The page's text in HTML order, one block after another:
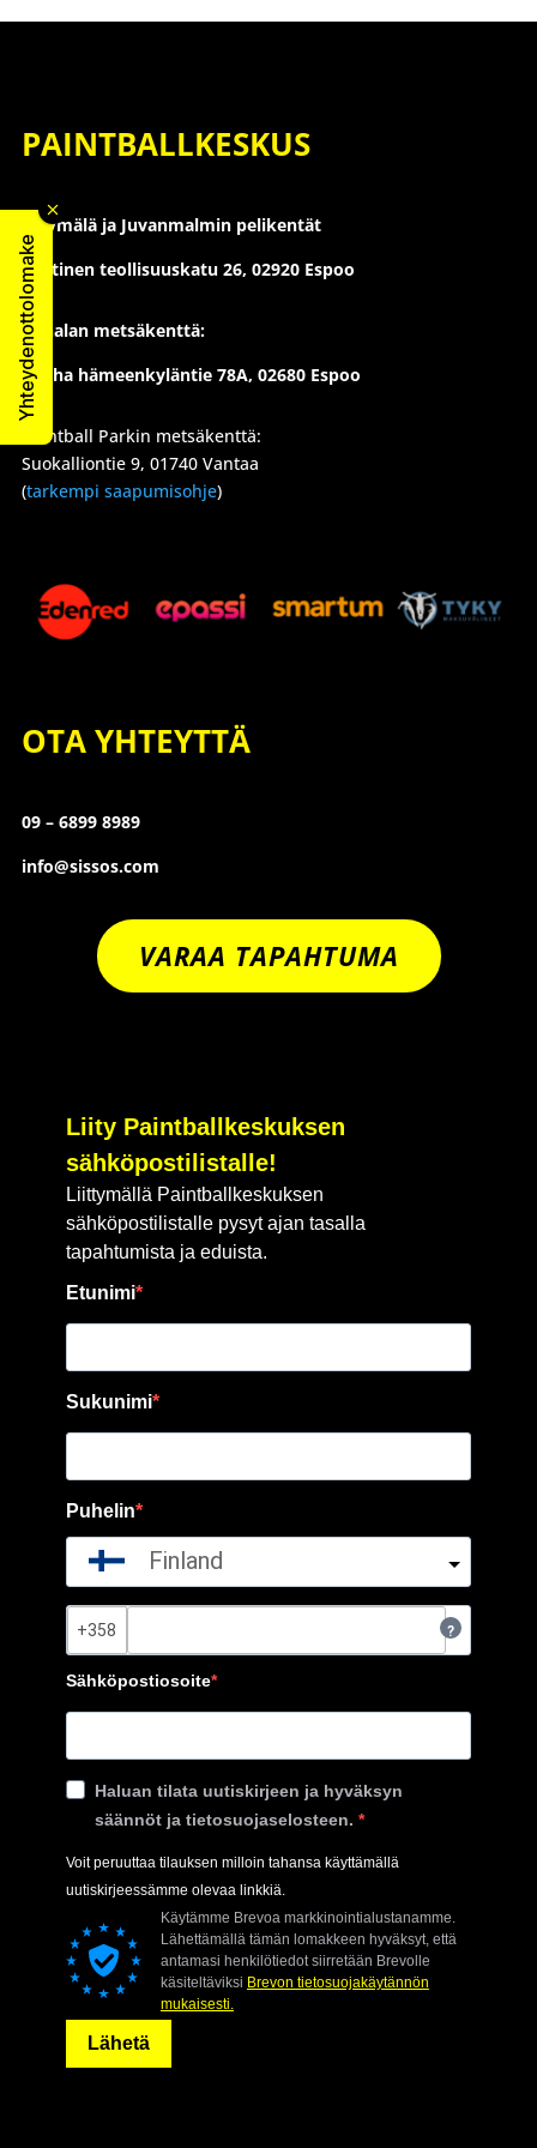
Yhteydenottolomake
PAINTBALLKESKUS
Myymälä ja Juvanmalmin pelikentät
Läntinen teollisuuskatu 26, 02920 Espoo
Konalan metsäkenttä:
Vanha hämeenkyläntie 78A, 02680 Espoo
Paintball Parkin metsäkenttä:
Suokalliontie 9, 01740 Vantaa
(tarkempi saapumisohje)
OTA YHTEYTTÄ
09 – 6899 8989
info@sissos.com
VARAA TAPAHTUMA
Liity Paintballkeskuksen
sähköpostilistalle!
Liittymällä Paintballkeskuksen
sähköpostilistalle pysyt ajan tasalla
tapahtumista ja eduista.
Etunimi
Sukunimi
Puhelin
Finland
?
Sähköpostiosoite
Haluan tilata uutiskirjeen ja hyväksyn
säännöt ja tietosuojaselosteen.
Voit peruuttaa tilauksen milloin tahansa käyttämällä
uutiskirjeessämme olevaa linkkiä.
Käytämme Brevoa markkinointialustanamme.
Lähettämällä tämän lomakkeen hyväksyt, että
antamasi henkilötiedot siirretään Brevolle
käsiteltäviksi Brevon tietosuojakäytännön
mukaisesti.
Lähetä